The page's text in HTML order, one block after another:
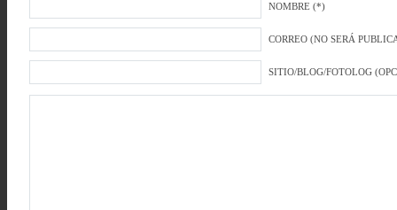
NOMBRE (*)
CORREO (NO SERÁ
SITIO/BLOG/FOTOLOG